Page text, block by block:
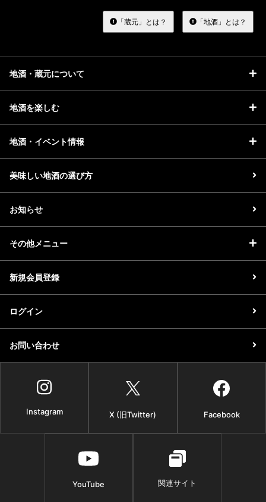
る
「蔵元」とは？ 「地酒」とは？
地酒・蔵元について
地酒を楽しむ
地酒・イベント情報
美味しい地酒の選び方
お知らせ
その他メニュー
新規会員登録
ログイン
お問い合わせ
Instagram X (旧Twitter) Facebook
YouTube 関連サイト